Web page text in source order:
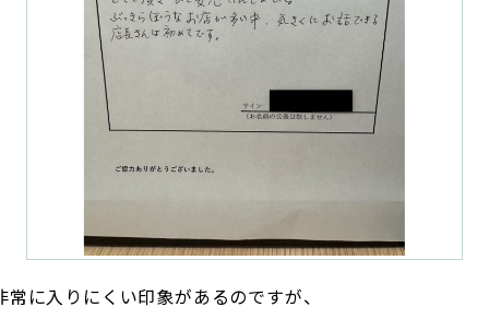
に入りにくい印象があるのですが、